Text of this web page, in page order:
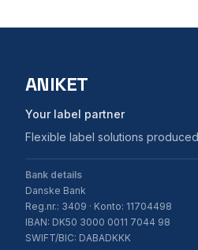
ANIKET
Your label partner
Flexible label solutions
Bank details
Danske Bank
Reg.nr.: 3409 · Konto: 11704498
IBAN: DK50 3000 0011 7044 98
SWIFT/BIC: DABADKKK